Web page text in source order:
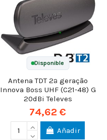
Disponible
Antena TDT 2ª geração
Innova Boss UHF (C21-48) G
20dBi Televes
74,62 €
Añadir